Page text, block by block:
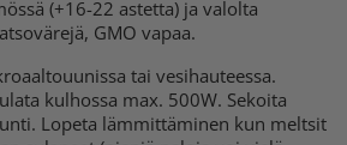
(+16-22 astetta) ja valolta
GMO vapaa.
tai vesihauteessa.
kulhossa max. 500W. Sekoita
Lopeta lämmittäminen kun meltsit